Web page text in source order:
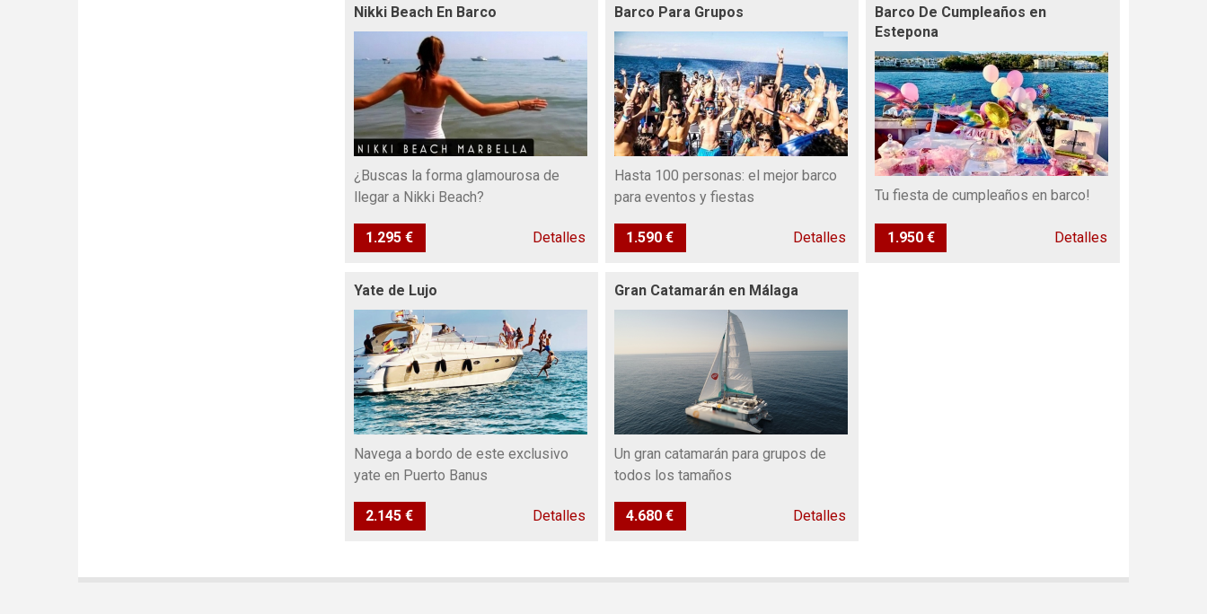
Nikki Beach En Barco
¿Buscas la forma glamourosa de
llegar a Nikki Beach?
1.295 € Detalles
Barco Para Grupos
Hasta 100 personas: el mejor barco
para eventos y fiestas
1.590 € Detalles
Barco De Cumpleaños en
Estepona
Tu fiesta de cumpleaños en barco!
1.950 € Detalles
Yate de Lujo
Navega a bordo de este exclusivo
yate en Puerto Banus
2.145 € Detalles
Gran Catamarán en Málaga
Un gran catamarán para grupos de
todos los tamaños
4.680 € Detalles